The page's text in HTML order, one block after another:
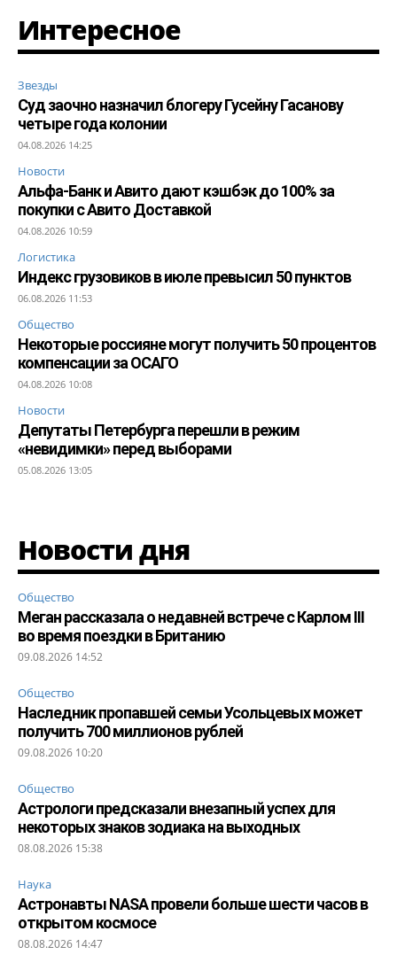
Интересное
Звезды
Суд заочно назначил блогеру Гусейну Гасанову
четыре года колонии
04.08.2026 14:25
Новости
Альфа-Банк и Авито дают кэшбэк до 100% за
покупки с Авито Доставкой
04.08.2026 10:59
Логистика
Индекс грузовиков в июле превысил 50 пунктов
06.08.2026 11:53
Общество
Некоторые россияне могут получить 50 процентов
компенсации за ОСАГО
04.08.2026 10:08
Новости
Депутаты Петербурга перешли в режим
«невидимки» перед выборами
05.08.2026 13:05
Новости дня
Общество
Меган рассказала о недавней встрече с Карлом III
во время поездки в Британию
09.08.2026 14:52
Общество
Наследник пропавшей семьи Усольцевых может
получить 700 миллионов рублей
09.08.2026 10:20
Общество
Астрологи предсказали внезапный успех для
некоторых знаков зодиака на выходных
08.08.2026 15:38
Наука
Астронавты NASA провели больше шести часов в
открытом космосе
08.08.2026 14:47